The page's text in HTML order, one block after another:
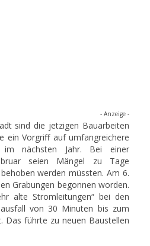
- Anzeige -
sind die jetzigen Bauarbeiten
ein Vorgriff auf umfangreichere
im nächsten Jahr. Bei einer
seien Mängel zu Tage
werden müssten. Am 6.
Grabungen begonnen worden.
alte Stromleitungen“ bei den
von 30 Minuten bis zum
Das führte zu neuen Baustellen